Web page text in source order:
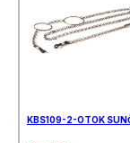
KBS109-2-OTOK